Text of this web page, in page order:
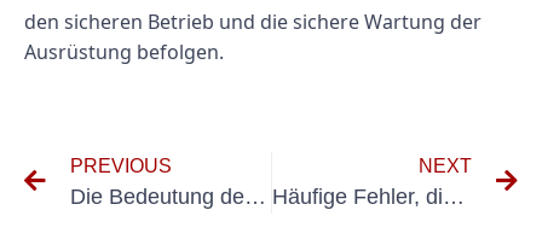
den sicheren Betrieb und die sichere Wartung der
Ausrüstung befolgen.
PREVIOUS
Die Bedeutung des Testens tragbarer Augenpflegegeräte
NEXT
Häufige Fehler, die es bei der Wiederholungsprüfung nach VDE 0702 zu vermeiden gilt